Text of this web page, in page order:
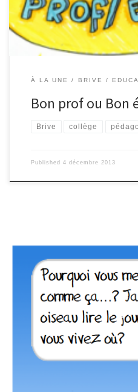
élève? Pour Mme Villate,
élève doit être sérieux, montrer
À LA UNE BRIVE
Bon prof ou Bon
Brive collège
Published 4 décembre 2013